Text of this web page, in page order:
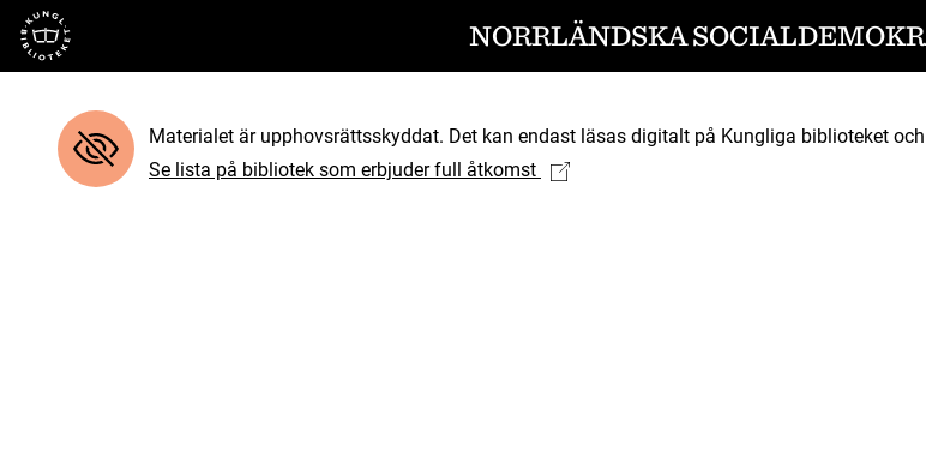
Till startsidan NORRLÄNDSKA
Materialet är upphovsrättsskyddat. Det kan endast läsas digitalt på Kungliga biblioteket
Se lista på bibliotek som erbjuder full åtkomst